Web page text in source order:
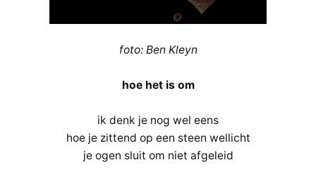
foto: Ben Kleyn
hoe het is om
ik denk je nog wel eens
hoe je zittend op een steen wellicht
je ogen sluit om niet afgeleid